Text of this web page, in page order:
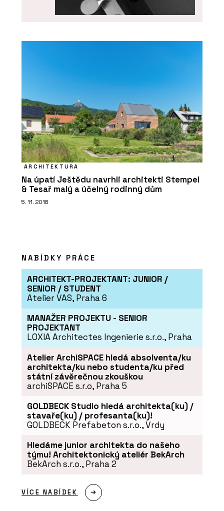
Securo - MP KOVÁNÍ
PRODUKTY
Bezpečnostní klika GK R8 One S2L -
MP KOVÁNÍ
Dveřní klika GK Avus One S2L - MP
ARCHITEKTURA
Na úpatí Ještědu navrhli architekti Stempel
& Tesař malý a účelný rodinný dům
5. 11. 2018
NABÍDKY PRÁCE
ARCHITEKT-PROJEKTANT: JUNIOR /
SENIOR / STUDENT
Atelier VAS, Praha 6
MANAŽER PROJEKTU - SENIOR
PROJEKTANT
LOXIA Architectes Ingenierie s.r.o., Praha
Atelier ArchiSPACE hledá absolventa/ku
architekta/ku nebo studenta/ku před
státní závěrečnou zkouškou
archiSPACE s.r.o, Praha 5
GOLDBECK Studio hledá architekta(ku) /
stavaře(ku) / profesanta(ku)!
GOLDBECK Prefabeton s.r.o., Vrdy
Hledáme junior architekta do našeho
týmu! Architektonický ateliér BekArch
BekArch s.r.o., Praha 2
VÍCE NABÍDEK